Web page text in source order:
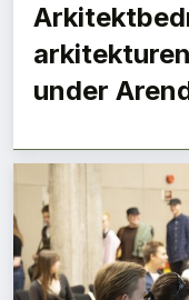
under